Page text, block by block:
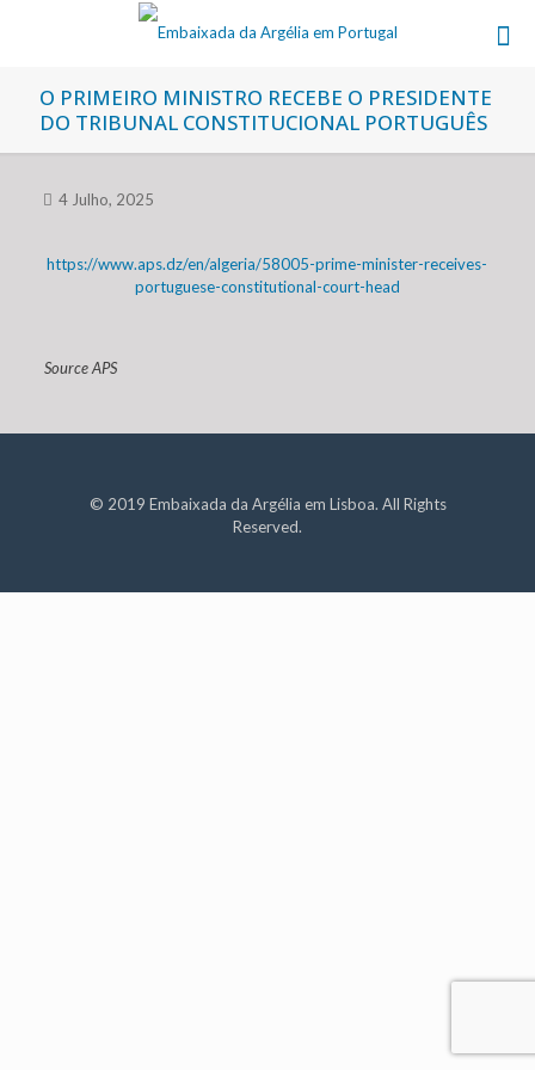
O PRIMEIRO MINISTRO RECEBE O PRESIDENTE
DO TRIBUNAL CONSTITUCIONAL PORTUGUÊS
4 Julho, 2025
https://www.aps.dz/en/algeria/58005-prime-minister-receives-
portuguese-constitutional-court-head
Source APS
© 2019 Embaixada da Argélia em Lisboa. All Rights
Reserved.